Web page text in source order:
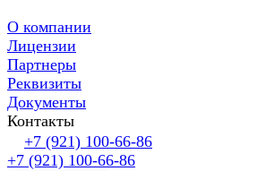
О компании
Лицензии
Партнеры
Реквизиты
Документы
Контакты
+7 (921) 100-66-86
+7 (921) 100-66-86